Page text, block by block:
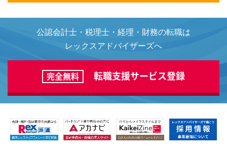
公認会計士・税理士・経理・財務の転職は
レックスアドバイザーズへ
完全無料 転職支援サービス登録